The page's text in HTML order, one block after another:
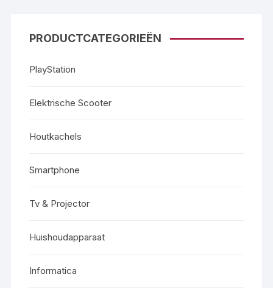
PRODUCTCATEGORIEËN
PlayStation
Elektrische Scooter
Houtkachels
Smartphone
Tv & Projector
Huishoudapparaat
Informatica